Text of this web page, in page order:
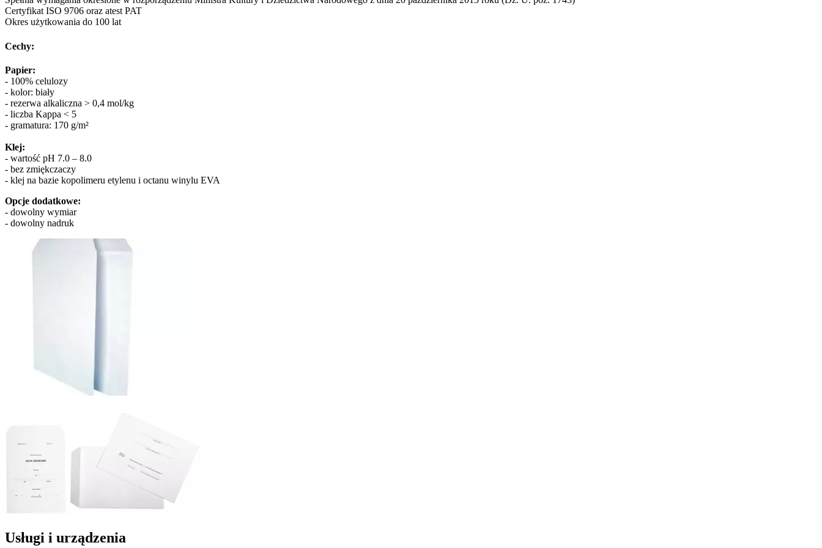
Certyfikat ISO 9706 oraz atest PAT
Okres użytkowania do 100 lat
Cechy:
Papier:
- 100% celulozy
- kolor: biały
- rezerwa alkaliczna > 0,4 mol/kg
- liczba Kappa < 5
- gramatura: 170 g/m²
Klej:
- wartość pH 7.0 – 8.0
- bez zmiękczaczy
- klej na bazie kopolimeru etylenu i octanu winylu EVA
Opcje dodatkowe:
- dowolny wymiar
- dowolny nadruk
Usługi i urządzenia